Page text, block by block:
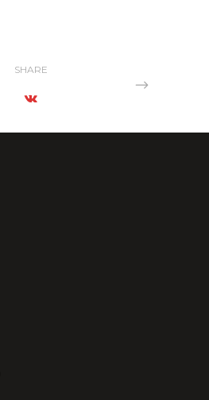
SHARE